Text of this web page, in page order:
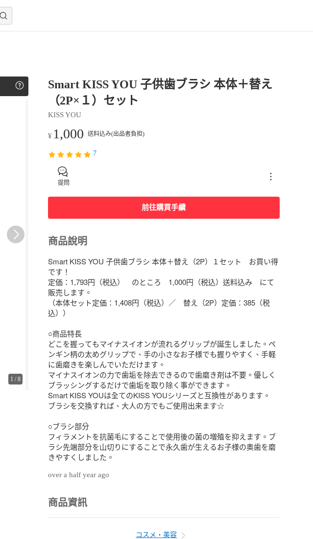
1 /8
Smart KISS YOU 子供歯ブラシ 本体＋替え
（2P×１）セット
KISS YOU
¥ 1,000 送料込み(出品者負担)
7
提問
前往購買手續
商品說明
Smart KISS YOU 子供歯ブラシ 本体＋替え（2P）１セット　お買い得
です！
定価：1,793円（税込）　のところ　1,000円（税込）送料込み　にて
販売します。
（本体セット定価：1,408円（税込）／　替え（2P）定価：385（税
込））
○商品特長
どこを握ってもマイナスイオンが流れるグリップが誕生しました。ペ
ンギン柄の太めグリップで、手の小さなお子様でも握りやすく、手軽
に歯磨きを楽しんでいただけます。
マイナスイオンの力で歯垢を除去できるので歯磨き剤は不要。優しく
ブラッシングするだけで歯垢を取り除く事ができます。
Smart KISS YOUは全てのKISS YOUシリーズと互換性があります。
ブラシを交換すれば、大人の方でもご使用出来ます☆
○ブラシ部分
フィラメントを抗菌毛にすることで使用後の菌の増殖を抑えます。ブ
ラシ先端部分を山切りにすることで永久歯が生えるお子様の奥歯を磨
きやすくしました。
over a half year ago
商品資訊
コスメ・美容